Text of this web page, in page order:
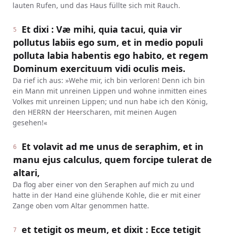
lauten Rufen, und das Haus füllte sich mit Rauch.
5
Et dixi : Væ mihi, quia tacui, quia vir
pollutus labiis ego sum, et in medio populi
polluta labia habentis ego habito, et regem
Dominum exercituum vidi oculis meis.
Da rief ich aus: »Wehe mir, ich bin verloren! Denn ich bin
ein Mann mit unreinen Lippen und wohne inmitten eines
Volkes mit unreinen Lippen; und nun habe ich den König,
den HERRN der Heerscharen, mit meinen Augen
gesehen!«
6
Et volavit ad me unus de seraphim, et in
manu ejus calculus, quem forcipe tulerat de
altari,
Da flog aber einer von den Seraphen auf mich zu und
hatte in der Hand eine glühende Kohle, die er mit einer
Zange oben vom Altar genommen hatte.
7
et tetigit os meum, et dixit : Ecce tetigit